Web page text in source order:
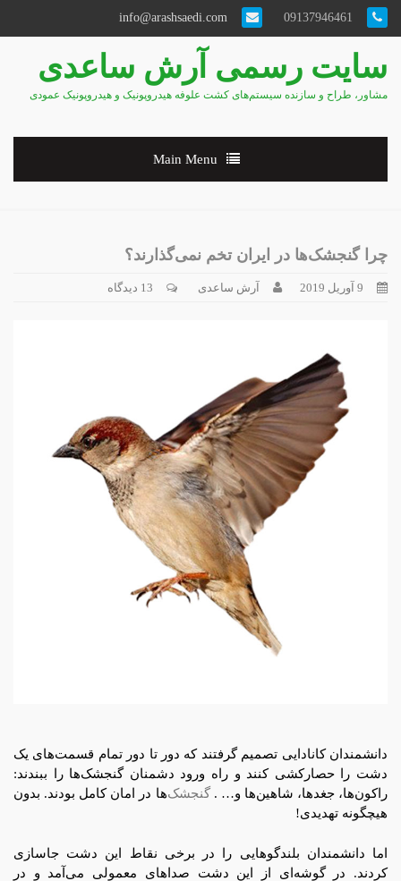
سایت رسمی آرش ساعدی
مشاور، طراح و سازنده سیستم‌های کشت علوفه هیدروپونیک و هیدروپونیک عمودی
Main Menu
چرا گنجشک‌ها در ایران تخم نمی‌گذارند؟
9 آوریل 2019 آرش ساعدی 13 دیدگاه
دانشمندان کانادایی تصمیم گرفتند که دور تا دور تمام قسمت‌های یک
دشت را حصارکشی کنند و راه ورود دشمنان گنجشک‌ها را ببندند:
راکون‌ها، جغدها، شاهین‌ها و… .گنجشک‌ها در امان کامل بودند. بدون
هیچگونه تهدیدی!
اما دانشمندان بلندگوهایی را در برخی نقاط این دشت جاسازی
کردند. در گوشه‌ای از این دشت صداهای معمولی می‌آمد و در